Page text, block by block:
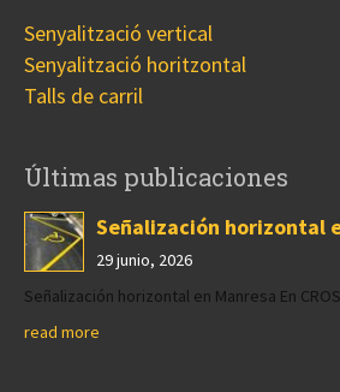
Senyalització vertical
Senyalització horitzontal
Talls de carril
Últimas publicaciones
Señalización horizontal
29 junio, 2026
Señalización horizontal en Manresa En
read more